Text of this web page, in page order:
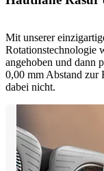
Mit unserer
Rotationstechnologie
angehoben und dann
0,00 mm Abstand zur
dabei nicht.